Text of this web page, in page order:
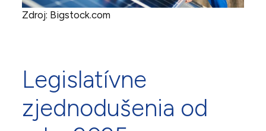
Zdroj: Bigstock.com
Legislatívne
zjednodušenia od